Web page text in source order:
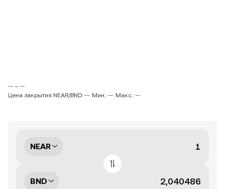
-- ~ --
Цена закрытия NEAR/BND: -- Мин.: -- Макс.: --
NEAR
BND